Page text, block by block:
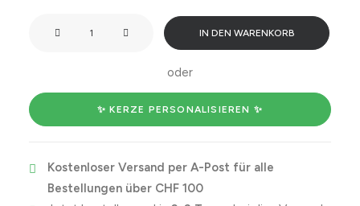
IN DEN WARENKORB
oder
✨ KERZE PERSONALISIEREN ✨
Kostenloser Versand per A-Post für alle
Bestellungen über CHF 100